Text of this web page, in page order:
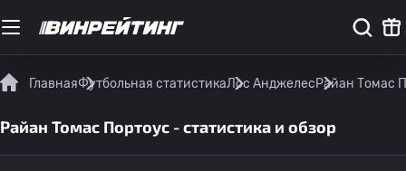
ГлавнаяФутбольная статистикаЛос АнджелесРайан Томас
Райан Томас Портоус - статистика и обзор